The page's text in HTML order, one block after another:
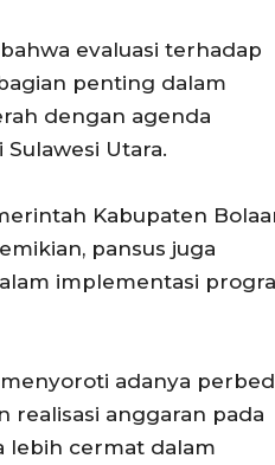
evaluasi terhadap
penting dalam
dengan agenda
Utara.
Kabupaten
pansus juga
implementasi
adanya
realisasi anggaran pada
lebih cermat dalam